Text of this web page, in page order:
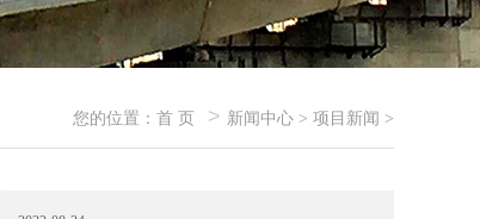
您的位置： 首 页 > 新闻中心 > 项目新闻 >